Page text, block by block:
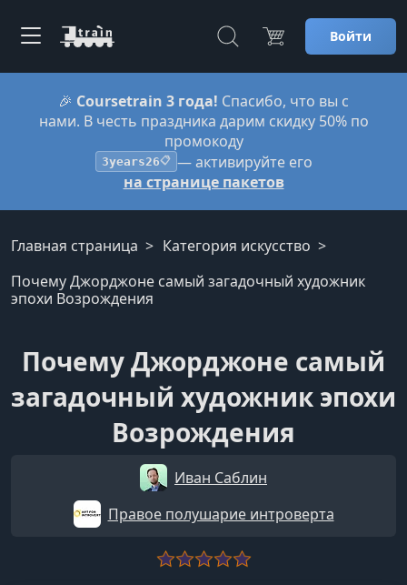
Войти
🎉 Coursetrain 3 года! Спасибо, что вы с
нами. В честь праздника дарим скидку 50% по
промокоду
3years26📋 — активируйте его
на странице пакетов
Главная страница
Категория искусство
Почему Джорджоне самый загадочный художник
эпохи Возрождения
Почему Джорджоне самый
загадочный художник эпохи
Возрождения
Иван Саблин
Правое полушарие интроверта